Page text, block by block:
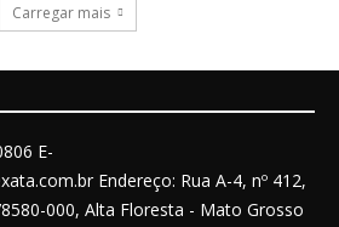
Carregar mais
E-
Endereço: Rua A-4, nº 412,
000, Alta Floresta - Mato Grosso